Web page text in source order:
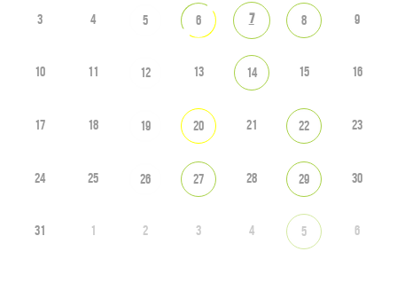
3 4 5 6 7 8 9
10 11 12 13 14 15 16
17 18 19 20 21 22 23
24 25 26 27 28 29 30
31 1 2 3 4 5 6